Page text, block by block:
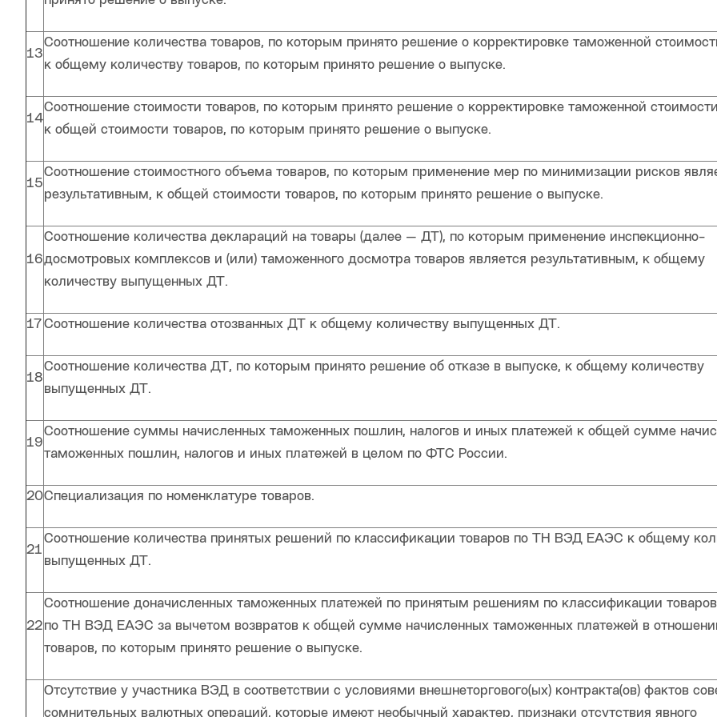
13
Соотношение количества товаров, по которым принято решение о корректировке таможенной
к общему количеству товаров, по которым принято решение о выпуске.
14
Соотношение стоимости товаров, по которым принято решение о корректировке таможенной
к общей стоимости товаров, по которым принято решение о выпуске.
15
Соотношение стоимостного объема товаров, по которым применение мер по минимизации рисков
результативным, к общей стоимости товаров, по которым принято решение о выпуске.
16
Соотношение количества деклараций на товары (далее — ДТ), по которым применение инспекционно-
досмотровых комплексов и (или) таможенного досмотра товаров является результативным, к общему
количеству выпущенных ДТ.
17Соотношение количества отозванных ДТ к общему количеству выпущенных ДТ.
18
Соотношение количества ДТ, по которым принято решение об отказе в выпуске, к общему количеству
выпущенных ДТ.
19
Соотношение суммы начисленных таможенных пошлин, налогов и иных платежей к общей сумме
таможенных пошлин, налогов и иных платежей в целом по ФТС России.
20Специализация по номенклатуре товаров.
21
Соотношение количества принятых решений по классификации товаров по ТН ВЭД ЕАЭС к общему
выпущенных ДТ.
22
Соотношение доначисленных таможенных платежей по принятым решениям по классификации товаров
по ТН ВЭД ЕАЭС за вычетом возвратов к общей сумме начисленных таможенных платежей в
товаров, по которым принято решение о выпуске.
Отсутствие у участника ВЭД в соответствии с условиями внешнеторгового(ых) контракта(ов) фактов
сомнительных валютных операций, которые имеют необычный характер, признаки отсутствия явного